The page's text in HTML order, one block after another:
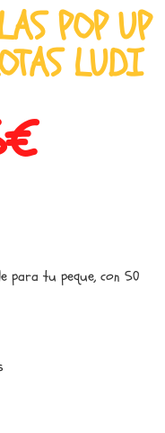
POP UP
LUDI
€
para tu peque, con 50